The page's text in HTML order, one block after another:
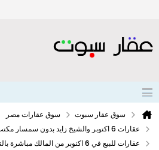
سوق عقار سبوت
سوق عقارات مصر
عقارات 6 اكتوبر والشيخ زايد بدون سمسار مكتب من المالك
عقارات للبيع في 6 اكنوبر من المالك مباشرة بالتقسيط وكاش